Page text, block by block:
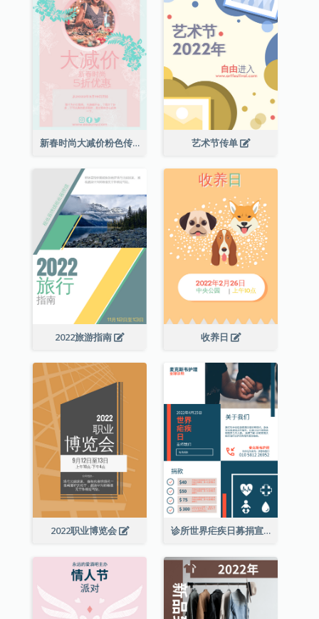
新春时尚大减价粉色传单 艺术节传单
2022旅游指南 收养日
2022职业博览会 诊所世界疟疾日募捐宣传单张